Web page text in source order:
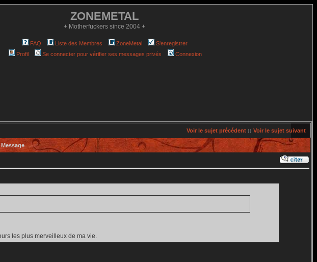
ZONEMETAL
+ Motherfuckers since 2004 +
FAQ Liste des Membres ZoneMetal
S'enregistrer
Profil
Se connecter pour vérifier ses messages privés Connexion
Voir le sujet précédent :: Voir le sujet suivant
Message
les plus merveilleux de ma vie.